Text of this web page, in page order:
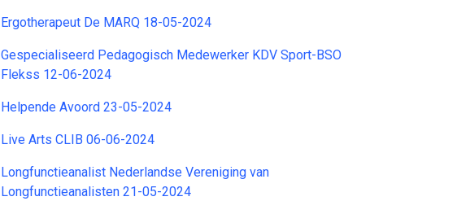
Ergotherapeut De MARQ 18-05-2024
Gespecialiseerd Pedagogisch Medewerker KDV Sport-BSO
Flekss 12-06-2024
Helpende Avoord 23-05-2024
Live Arts CLIB 06-06-2024
Longfunctieanalist Nederlandse Vereniging van
Longfunctieanalisten 21-05-2024